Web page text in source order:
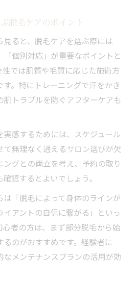
脱毛ケアのポイント
見ると、脱毛ケアを選ぶ際には
「個別対応」が重要なポイントと
では肌質や毛質に応じた施術方
。特にトレーニングで汗をかき
肌トラブルを防ぐアフターケアも
実感するためには、スケジュール
て無理なく通えるサロン選びが欠
グとの両立を考え、予約の取り
認するとよいでしょう。
は「脱毛によって身体のラインが
アントの自信に繋がる」といっ
心者の方は、まず部分脱毛から始
のがおすすめです。経験者に
なメンテナンスプランの活用が効